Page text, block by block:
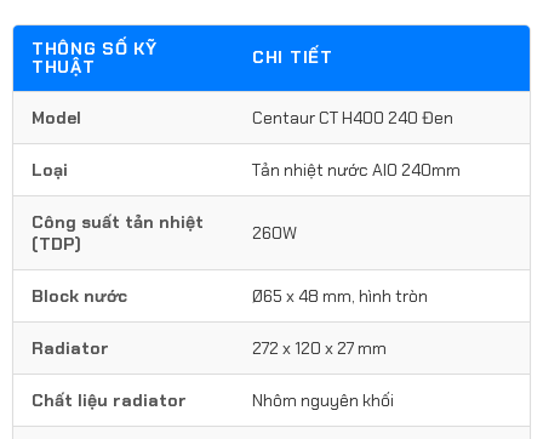
THÔNG SỐ KỸ
THUẬT
CHI TIẾT
Model Centaur CT H400 240 Đen
Loại Tản nhiệt nước AIO 240mm
Công suất tản nhiệt
(TDP)
260W
Block nước Ø65 x 48 mm, hình tròn
Radiator 272 x 120 x 27 mm
Chất liệu radiator Nhôm nguyên khối